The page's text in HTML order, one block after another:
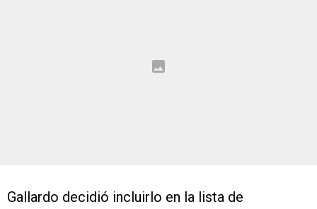
Gallardo decidió incluirlo en la lista de